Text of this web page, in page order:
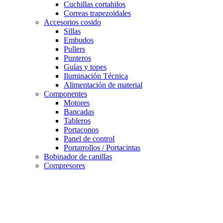
Cuchillas cortahilos
Correas trapezoidales
Accesorios cosido
Sillas
Embudos
Pullers
Punteros
Guías y topes
Iluminación Técnica
Alimentación de material
Componentes
Motores
Bancadas
Tableros
Portaconos
Panel de control
Portarrollos / Portacintas
Bobinador de canillas
Compresores